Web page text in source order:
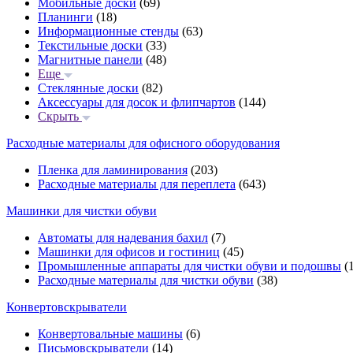
Мобильные доски (69)
Планинги (18)
Информационные стенды (63)
Текстильные доски (33)
Магнитные панели (48)
Еще
Стеклянные доски (82)
Аксессуары для досок и флипчартов (144)
Скрыть
Расходные материалы для офисного оборудования
Пленка для ламинирования (203)
Расходные материалы для переплета (643)
Машинки для чистки обуви
Автоматы для надевания бахил (7)
Машинки для офисов и гостиниц (45)
Промышленные аппараты для чистки обуви и подошвы
Расходные материалы для чистки обуви (38)
Конвертовскрыватели
Конвертовальные машины (6)
Письмовскрыватели (14)